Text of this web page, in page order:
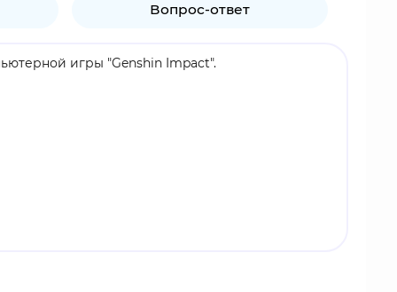
Вопрос-ответ
игры "Genshin Impact".
поле боя. При помощи навыка Искусство